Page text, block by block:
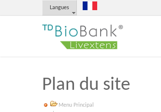
Langues
Plan du site
Menu Principal